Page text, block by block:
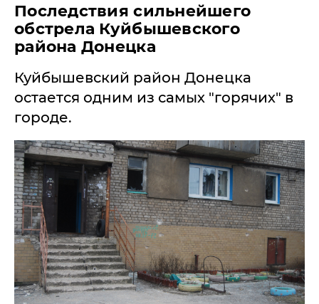
Последствия сильнейшего
обстрела Куйбышевского
района Донецка
Куйбышевский район Донецка
остается одним из самых "горячих" в
городе.